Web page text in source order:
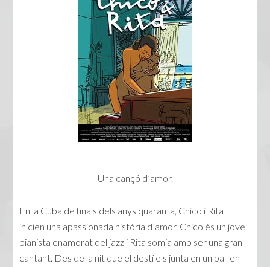
Una cançó d’amor.
En la Cuba de finals dels anys quaranta, Chico i Rita
inicien una apassionada història d’amor. Chico és un jove
pianista enamorat del jazz i Rita somia amb ser una gran
cantant. Des de la nit que el destí els junta en un ball en